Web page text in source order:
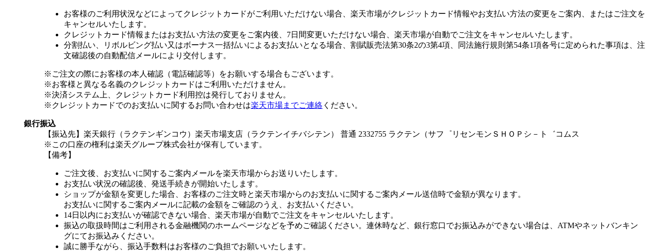
お客様のご利用状況などによってクレジットカードがご利用いただけない場合、楽天市場がクレジットカード情報やお支払い方法の変更をご案内、またはご注文を
キャンセルいたします。
クレジットカード情報またはお支払い方法の変更をご案内後、7日間変更いただけない場合、楽天市場が自動でご注文をキャンセルいたします。
分割払い、リボルビング払い又はボーナス一括払いによるお支払いとなる場合、割賦販売法第30条2の3第4項、同法施行規則第54条1項各号に定められた事項は、注
文確認後の自動配信メールにより交付します。
※ご注文の際にお客様の本人確認（電話確認等）をお願いする場合もございます。
※お客様と異なる名義のクレジットカードはご利用いただけません。
※決済システム上、クレジットカード利用控は発行しておりません。
※クレジットカードでのお支払いに関するお問い合わせは楽天市場までご連絡 ください。
銀行振込
【振込先】楽天銀行（ラクテンギンコウ）楽天市場支店（ラクテンイチバシテン） 普通 2332755 ラクテン（サフ゜リセンモンＳＨＯＰシ－ト゛コムス
※この口座の権利は楽天グループ株式会社が保有しています。
【備考】
ご注文後、お支払いに関するご案内メールを楽天市場からお送りいたします。
お支払い状況の確認後、発送手続きが開始いたします。
ショップが金額を変更した場合、お客様のご注文時と楽天市場からのお支払いに関するご案内メール送信時で金額が異なります。
お支払いに関するご案内メールに記載の金額をご確認のうえ、お支払いください。
14日以内にお支払いが確認できない場合、楽天市場が自動でご注文をキャンセルいたします。
振込の取扱時間はご利用される金融機関のホームページなどを予めご確認ください。連休時など、銀行窓口でお振込みができない場合は、ATMやネットバンキン
グにてお振込みください。
誠に勝手ながら、振込手数料はお客様のご負担でお願いいたします。